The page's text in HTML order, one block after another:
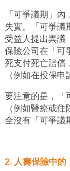
「可爭議期」
失實。「可爭議
受益人提出異議
保險公司在「可
死支付死亡賠償
（例如在投保
要注意的是，「
（例如醫療或
全沒有「可爭議
2. 人壽保險中的